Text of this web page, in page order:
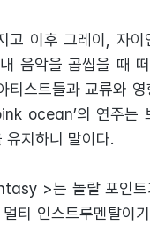
고 이후 그레이, 자
음악을 곱씹을 때
스트들과 교류와
ocean’의 연주는
지하니 말이다.
>는 놀랄 포인
티 인스트루멘탈이